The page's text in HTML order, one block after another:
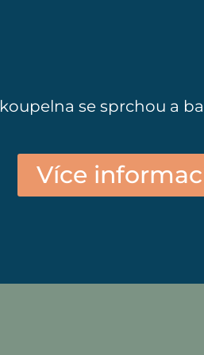
se sprchou a
Více